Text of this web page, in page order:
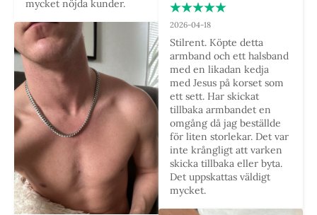
mycket nöjda kunder.
2026-04-18
Stilrent. Köpte detta
armband och ett halsband
med en likadan kedja
med Jesus på korset som
ett sett. Har skickat
tillbaka armbandet en
omgång då jag beställde
för liten storlekar. Det var
inte krångligt att varken
skicka tillbaka eller byta.
Det uppskattas väldigt
mycket.